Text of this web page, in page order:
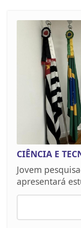
CIÊNCIA E
Jovem
apresentará